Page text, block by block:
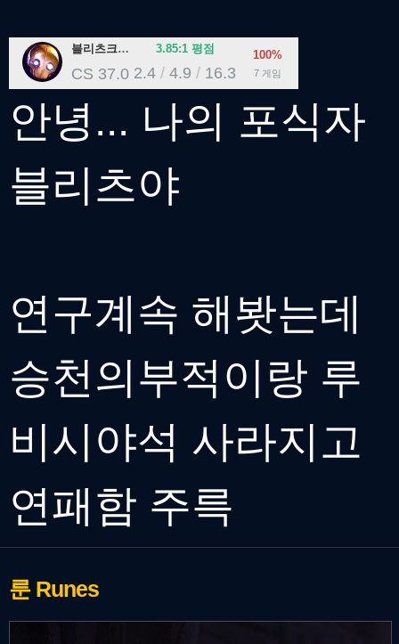
블리츠크랭크
CS 37.0
3.85:1 평점
2.4 / 4.9 / 16.3
100%
7 게임
안녕... 나의 포식자
블리츠야
연구계속 해봣는데
승천의부적이랑 루
비시야석 사라지고
연패함 주륵
룬 Runes